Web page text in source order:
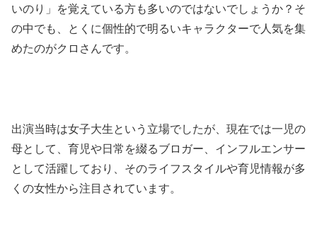
いのり」を覚えている方も多いのではないでしょうか？そ
の中でも、とくに個性的で明るいキャラクターで人気を集
めたのがクロさんです。
出演当時は女子大生という立場でしたが、現在では一児の
母として、育児や日常を綴るブロガー、インフルエンサー
として活躍しており、そのライフスタイルや育児情報が多
くの女性から注目されています。